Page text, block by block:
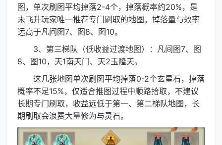
图，单次刷图平均掉落2-4个，掉落概率约20%，是
未飞升玩家唯一推荐专门刷取的地图，掉落量与效率
远高于凡间图7、图8、图10。
3、第三梯队（低收益过渡地图）：凡间图7、图
8、图10，天1南天门、天2玉隆天。
这几张地图单次刷图平均掉落0-2个玄星石，掉落
概率不足15%，仅适合推图过程中顺路拾取，不建议
长期专门刷取，收益远低于第一、第二梯队地图，长
期刷取会浪费大量修为与灵石。